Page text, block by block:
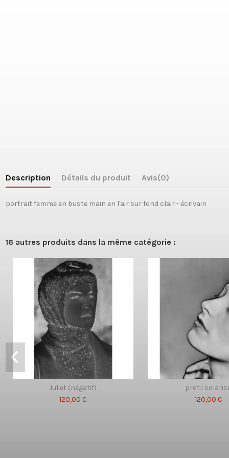
Description Détails du produit Avis(0)
portrait femme en buste main en l'air sur fond clair - écrivain
16 autres produits dans la même catégorie :
Juliet (négatif)
120,00 €
profil
120,00 €